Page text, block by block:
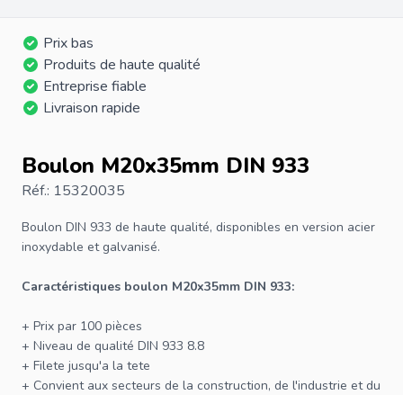
Prix bas
Produits de haute qualité
Entreprise fiable
Livraison rapide
Boulon M20x35mm DIN 933
Réf.: 15320035
Boulon DIN 933 de haute qualité, disponibles en version acier
inoxydable et galvanisé.
Caractéristiques boulon M20x35mm DIN 933:
+ Prix par 100 pièces
+ Niveau de qualité DIN 933 8.8
+ Filete jusqu'a la tete
+ Convient aux secteurs de la construction, de l'industrie et du